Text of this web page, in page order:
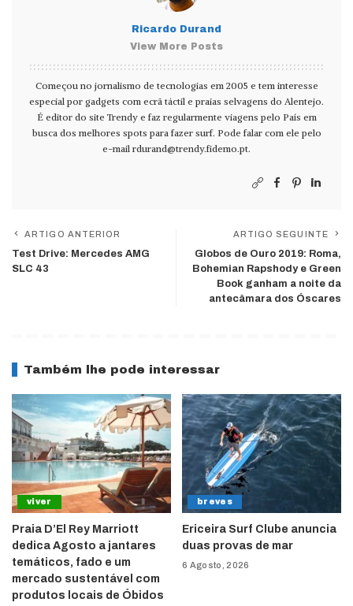
Ricardo Durand
View More Posts
Começou no jornalismo de tecnologias em 2005 e tem interesse
especial por gadgets com ecrã táctil e praias selvagens do Alentejo.
É editor do site Trendy e faz regularmente viagens pelo País em
busca dos melhores spots para fazer surf. Pode falar com ele pelo
e-mail rdurand@trendy.fidemo.pt.
ARTIGO ANTERIOR
Test Drive: Mercedes AMG
SLC 43
ARTIGO SEGUINTE
Globos de Ouro 2019: Roma,
Bohemian Rapshody e Green
Book ganham a noite da
antecâmara dos Óscares
Também lhe pode interessar
viver
Praia D’El Rey Marriott
dedica Agosto a jantares
temáticos, fado e um
mercado sustentável com
produtos locais de Óbidos
breves
Ericeira Surf Clube anuncia
duas provas de mar
6 Agosto, 2026